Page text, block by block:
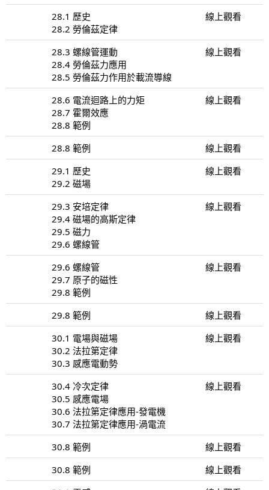
28.1 歷史
28.2 勞倫茲定律
線上觀看
28.3 螺線管運動
28.4 勞倫茲力應用
28.5 勞倫茲力作用於載流導線
線上觀看
28.6 電流迴路上的力矩
28.7 霍爾效應
28.8 範例
線上觀看
28.8 範例
線上觀看
29.1 歷史
29.2 磁場
線上觀看
29.3 安培定律
29.4 磁場的高斯定律
29.5 磁力
29.6 螺線管
線上觀看
29.6 螺線管
29.7 原子的磁性
29.8 範例
線上觀看
29.8 範例
線上觀看
30.1 電場與磁場
30.2 法拉第定律
30.3 感應電動勢
線上觀看
30.4 冷次定律
30.5 感應電場
30.6 法拉第定律應用-發電機
30.7 法拉第定律應用-渦電流
線上觀看
30.8 範例
線上觀看
30.8 範例
線上觀看